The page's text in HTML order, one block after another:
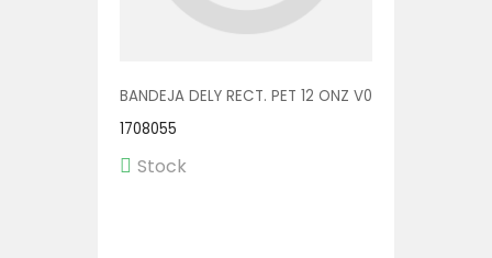
BANDEJA DELY RECT. PET 12 ONZ V00552 1/600
1708055
Stock